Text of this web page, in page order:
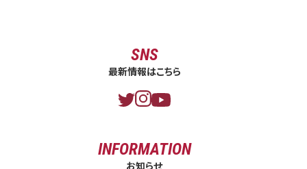
SNS
最新情報はこちら
INFORMATION
お知らせ